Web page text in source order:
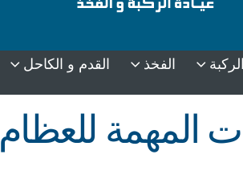
الركبة الفخذ القدم و الكاحل
المهمة للعظام